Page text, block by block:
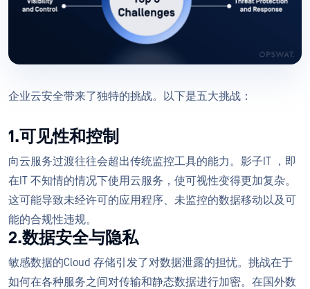
企业云安全带来了独特的挑战。以下是五大挑战：
1.可见性和控制
向云服务过渡往往会超出传统监控工具的能力。影子IT ，即
在IT 不知情的情况下使用云服务，使可视性变得更加复杂。
这可能导致未经许可的应用程序、未监控的数据移动以及可
能的合规性违规。
2.数据安全与隐私
敏感数据的Cloud 存储引发了对数据泄露的担忧。挑战在于
如何在各种服务之间对传输和静态数据进行加密。在国外数